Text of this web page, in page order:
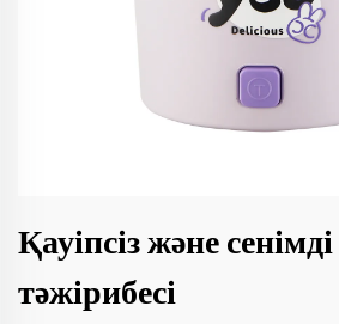
Қауіпсіз және
тәжірибесі